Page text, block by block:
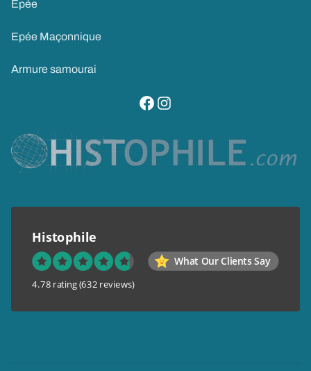
Epée
Epée Maçonnique
Armure samourai
visitez notre page facebook
suivez notre compte instagram
Histophile
What Our Clients Say
4.78 rating (632 reviews)